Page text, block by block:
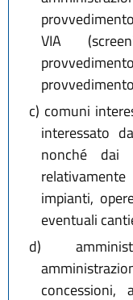
VIA
c) comuni
interessato
nonché dai
impianti,
eventuali
d)
concessioni,